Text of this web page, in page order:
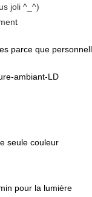
joli ^_^)
t
parce que
seule couleur
pour la lumière